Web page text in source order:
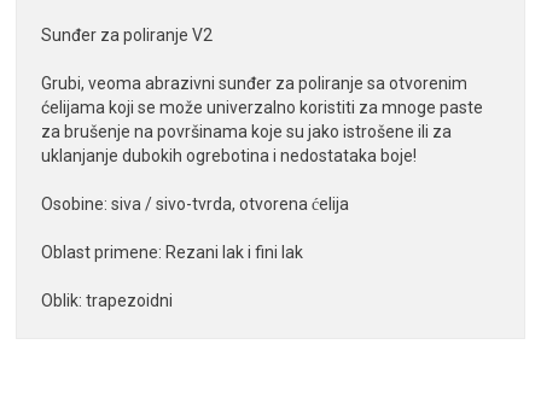
Sunđer za poliranje V2
Grubi, veoma abrazivni sunđer za poliranje sa otvorenim
ćelijama koji se može univerzalno koristiti za mnoge paste
za brušenje na površinama koje su jako istrošene ili za
uklanjanje dubokih ogrebotina i nedostataka boje!
Osobine: siva / sivo-tvrda, otvorena ćelija
Oblast primene: Rezani lak i fini lak
Oblik: trapezoidni